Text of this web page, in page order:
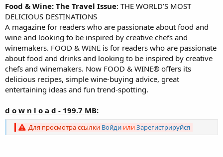
Food & Wine: The Travel Issue: THE WORLD’S MOST
DELICIOUS DESTINATIONS
A magazine for readers who are passionate about food and
wine and looking to be inspired by creative chefs and
winemakers. FOOD & WINE is for readers who are passionate
about food and drinks and looking to be inspired by creative
chefs and winemakers. Now FOOD & WINE® offers its
delicious recipes, simple wine-buying advice, great
entertaining ideas and fun trend-spotting.
d o w n l o a d - 199.7 MB:
Для просмотра ссылки Войди илиЗарегистрируйся